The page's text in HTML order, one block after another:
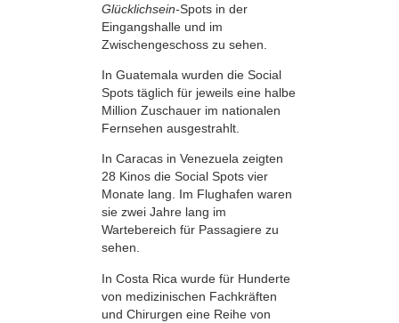
Glücklichsein-Spots in der
Eingangshalle und im
Zwischengeschoss zu sehen.
In Guatemala wurden die Social
Spots täglich für jeweils eine halbe
Million Zuschauer im nationalen
Fernsehen ausgestrahlt.
In Caracas in Venezuela zeigten
28 Kinos die Social Spots vier
Monate lang. Im Flughafen waren
sie zwei Jahre lang im
Wartebereich für Passagiere zu
sehen.
In Costa Rica wurde für Hunderte
von medizinischen Fachkräften
und Chirurgen eine Reihe von